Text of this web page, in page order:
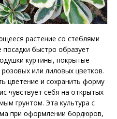
растение со стеблями
быстро образует
куртины, покрытые
или лиловых цветков.
цветение и сохранить форму
чувствует себя на открытых
грунтом. Эта культура с
при оформлении бордюров,